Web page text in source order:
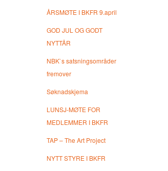
ÅRSMØTE I BKFR 9.april
GOD JUL OG GODT
NYTTÅR
NBK`s satsningsområder
fremover
Søknadskjema
LUNSJ-MØTE FOR
MEDLEMMER I BKFR
TAP – The Art Project
NYTT STYRE I BKFR